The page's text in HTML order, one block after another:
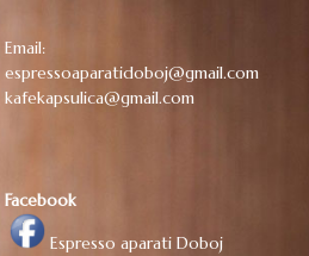
Email:
espressoaparatidoboj@gmail.com
kafekapsulica@gmail.com
Facebook
Espresso aparati Doboj